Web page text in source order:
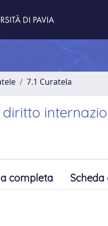
7.1 Curatela
completa